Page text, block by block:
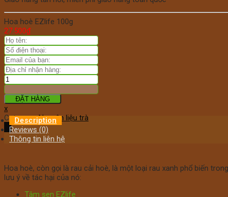
Hoa hoè EZlife 100g
27.500₫
ĐẶT HÀNG
x
Category:Nguyên liệu trà
Description
Reviews (0)
Thông tin liên hệ
Hoa hoè, còn gọi là rau cải hoè, là một loại rau xanh phổ biến
lưu ý về tác hại của nó:
Tâm sen EZlife